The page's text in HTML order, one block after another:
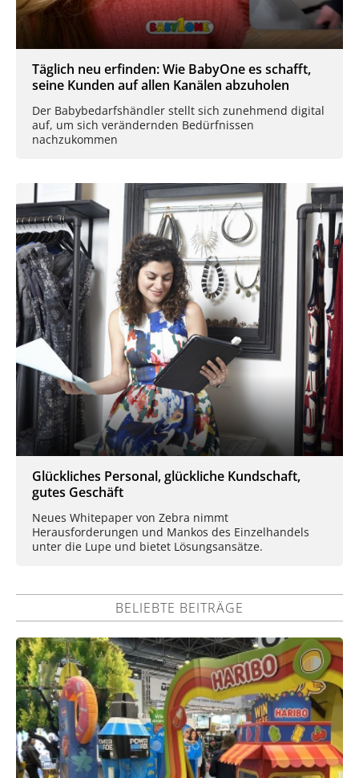
Täglich neu erfinden: Wie BabyOne es schafft,
seine Kunden auf allen Kanälen abzuholen
Der Babybedarfshändler stellt sich zunehmend digital
auf, um sich verändernden Bedürfnissen
nachzukommen
Glückliches Personal, glückliche Kundschaft,
gutes Geschäft
Neues Whitepaper von Zebra nimmt
Herausforderungen und Mankos des Einzelhandels
unter die Lupe und bietet Lösungsansätze.
BELIEBTE BEITRÄGE